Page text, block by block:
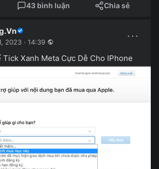
43 bình luận Chia sẻ
2023 · 14:39 ···
Tick Xanh Meta Cực Dễ Cho IPhone